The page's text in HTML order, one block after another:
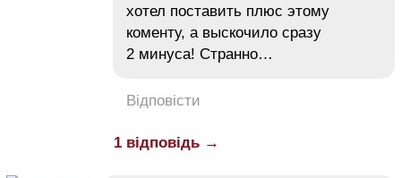
хотел поставить плюс этому
коменту, а выскочило сразу
2 минуса! Странно…
Відповісти
1 відповідь →